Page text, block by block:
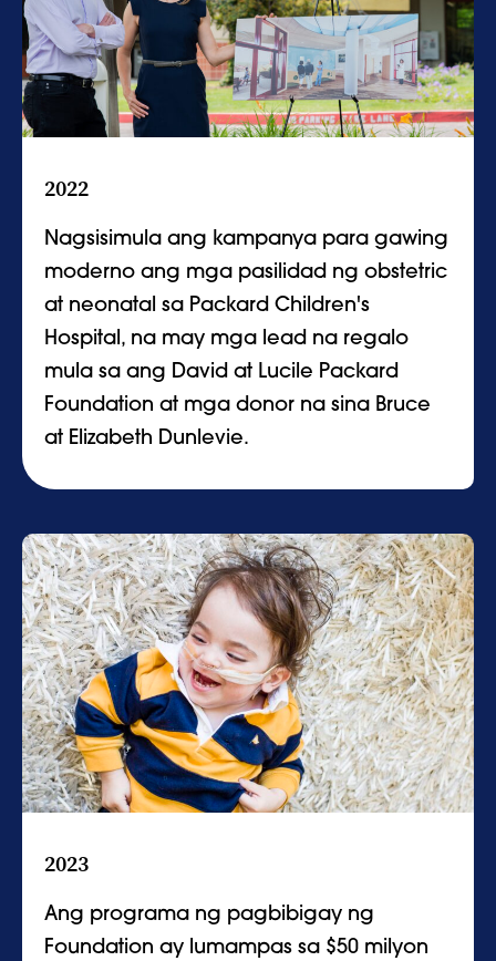
2022
Nagsisimula ang kampanya para gawing
moderno ang mga pasilidad ng obstetric
at neonatal sa Packard Children's
Hospital, na may mga lead na regalo
mula sa ang David at Lucile Packard
Foundation at mga donor na sina Bruce
at Elizabeth Dunlevie.
2023
Ang programa ng pagbibigay ng
Foundation ay lumampas sa $50 milyon